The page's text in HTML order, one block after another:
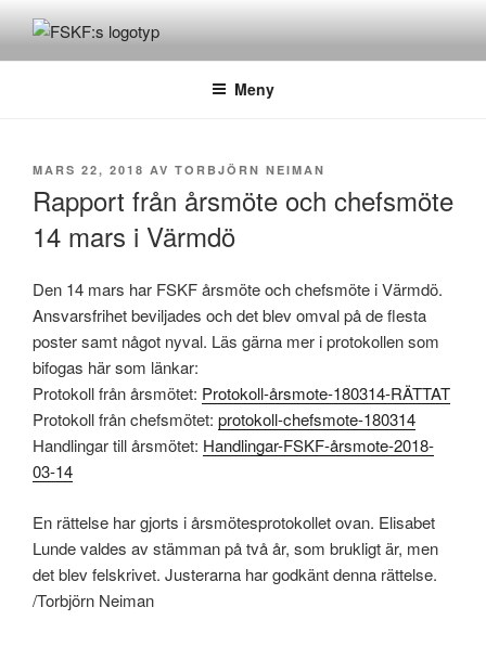
innehållFSKF
Föreningen Storstockholms kultur- och fritidschefer
Meny
PUBLICERAT
MARS 22, 2018 AV TORBJÖRN NEIMAN
Rapport från årsmöte och chefsmöte
14 mars i Värmdö
Den 14 mars har FSKF årsmöte och chefsmöte i Värmdö.
Ansvarsfrihet beviljades och det blev omval på de flesta
poster samt något nyval. Läs gärna mer i protokollen som
bifogas här som länkar:
Protokoll från årsmötet: Protokoll-årsmote-180314-RÄTTAT
Protokoll från chefsmötet: protokoll-chefsmote-180314
Handlingar till årsmötet: Handlingar-FSKF-årsmote-2018-
03-14
En rättelse har gjorts i årsmötesprotokollet ovan. Elisabet
Lunde valdes av stämman på två år, som brukligt är, men
det blev felskrivet. Justerarna har godkänt denna rättelse.
/Torbjörn Neiman